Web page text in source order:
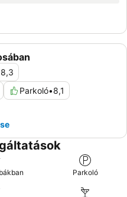
8,3
Parkoló•8,1
Parkoló